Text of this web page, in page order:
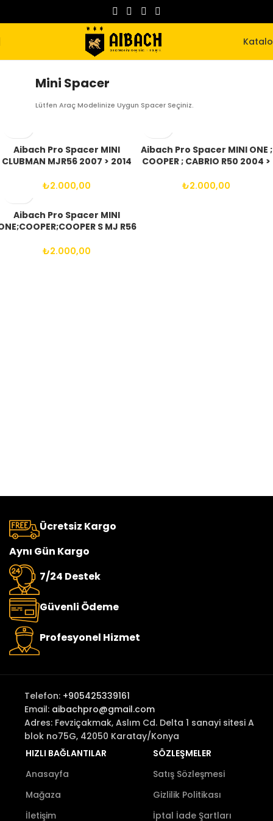
Mini Spacer
Lütfen Araç Modelinize Uygun Spacer Seçiniz.
Aibach Pro Spacer MINI
CLUBMAN MJR56 2007 > 2014
BIJON
₺2.000,00
Aibach Pro Spacer MINI ONE ;
COOPER ; CABRIO R50 2004 >
12X1.50 BİJON
₺2.000,00
Aibach Pro Spacer MINI
S MJ R56
56.6-56.1 14X.1.25 BİJON
₺2.000,00
Ücretsiz Kargo
Aynı Gün Kargo
7/24 Destek
Güvenli Ödeme
Profesyonel Hizmet
Telefon: +905425339161
Email: aibachpro@gmail.com
Adres: Fevziçakmak, Aslım Cd. Delta 1 sanayi sitesi A
blok no75G, 42050 Karatay/Konya
HIZLI BAĞLANTILAR
Anasayfa
Mağaza
İletişim
SÖZLEŞMELER
Satış Sözleşmesi
Gizlilik Politikası
İptal İade Şartları